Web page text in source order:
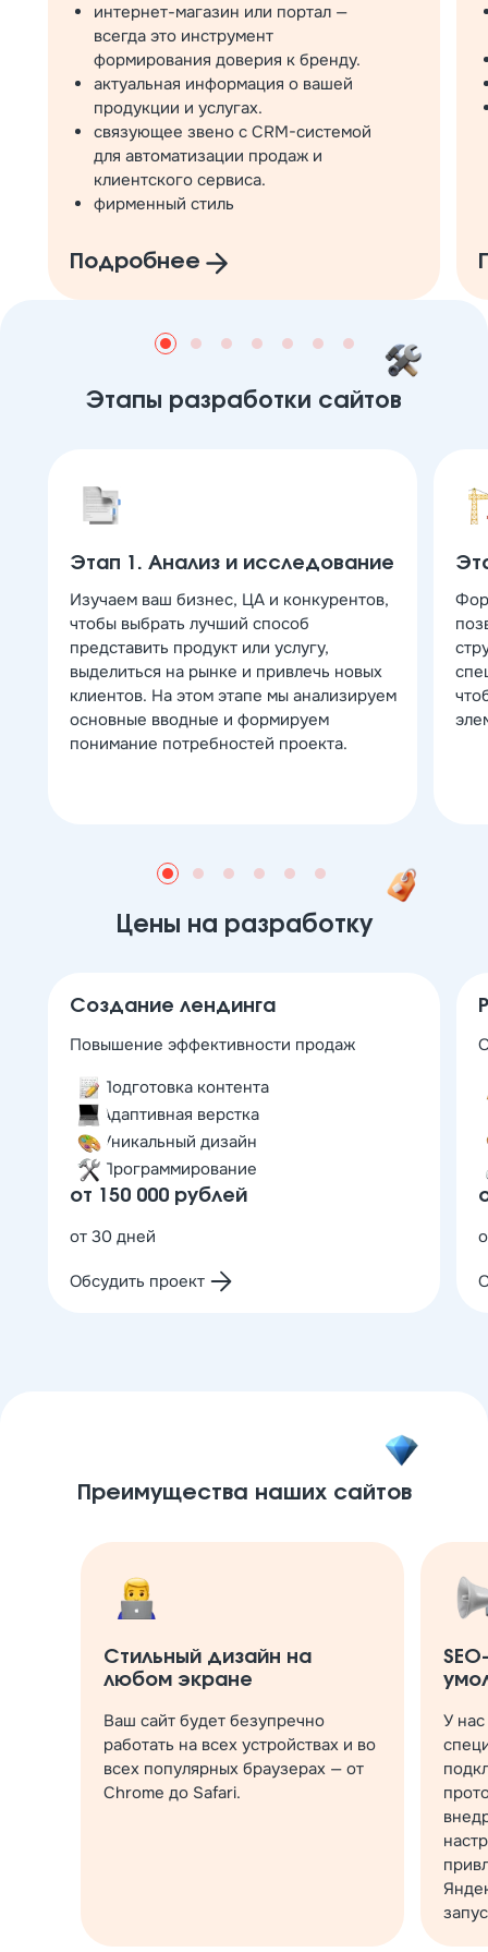
интернет-магазин или портал —
всегда это инструмент
формирования доверия к бренду.
актуальная информация о вашей
продукции и услугах.
связующее звено с CRM-системой
для автоматизации продаж и
клиентского сервиса.
фирменный стиль
Подробнее
Этапы разработки сайтов
Этап 1. Анализ и исследование
Изучаем ваш бизнес, ЦА и конкурентов,
чтобы выбрать лучший способ
представить продукт или услугу,
выделиться на рынке и привлечь новых
клиентов. На этом этапе мы анализируем
основные вводные и формируем
понимание потребностей проекта.
Цены на разработку
Создание лендинга
Повышение эффективности продаж
Подготовка контента
Адаптивная верстка
Уникальный дизайн
Программирование
от 150 000 рублей
от 30 дней
Обсудить проект
Преимущества наших сайтов
Стильный дизайн на
любом экране
Ваш сайт будет безупречно
работать на всех устройствах и во
всех популярных браузерах — от
Chrome до Safari.
У